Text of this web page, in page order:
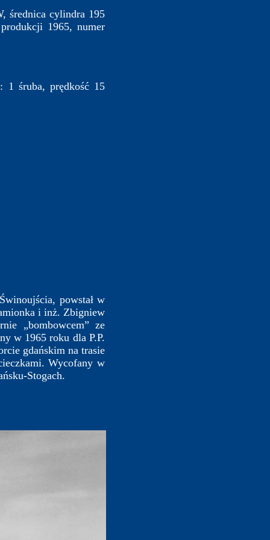
średnica cylindra 195
1965, numer
1 śruba, prędkość 15
powstał w
i inż. Zbigniew
„bombowcem” ze
w 1965 roku dla P.P.
gdańskim na trasie
Wycofany w
Stogach.